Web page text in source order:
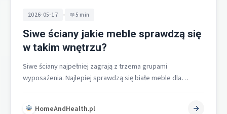
2026-05-17 • 5 min
Siwe ściany jakie meble sprawdzą się
w takim wnętrzu?
Siwe ściany najpełniej zagrają z trzema grupami
wyposażenia. Najlepiej sprawdzą się białe meble dla
HomeAndHealth.pl